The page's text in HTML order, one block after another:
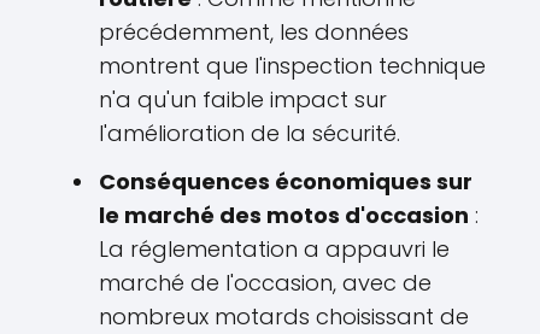
précédemment, les données
montrent que l'inspection technique
n'a qu'un faible impact sur
l'amélioration de la sécurité.
Conséquences économiques sur
le marché des motos d'occasion :
La réglementation a appauvri le
marché de l'occasion, avec de
nombreux motards choisissant de